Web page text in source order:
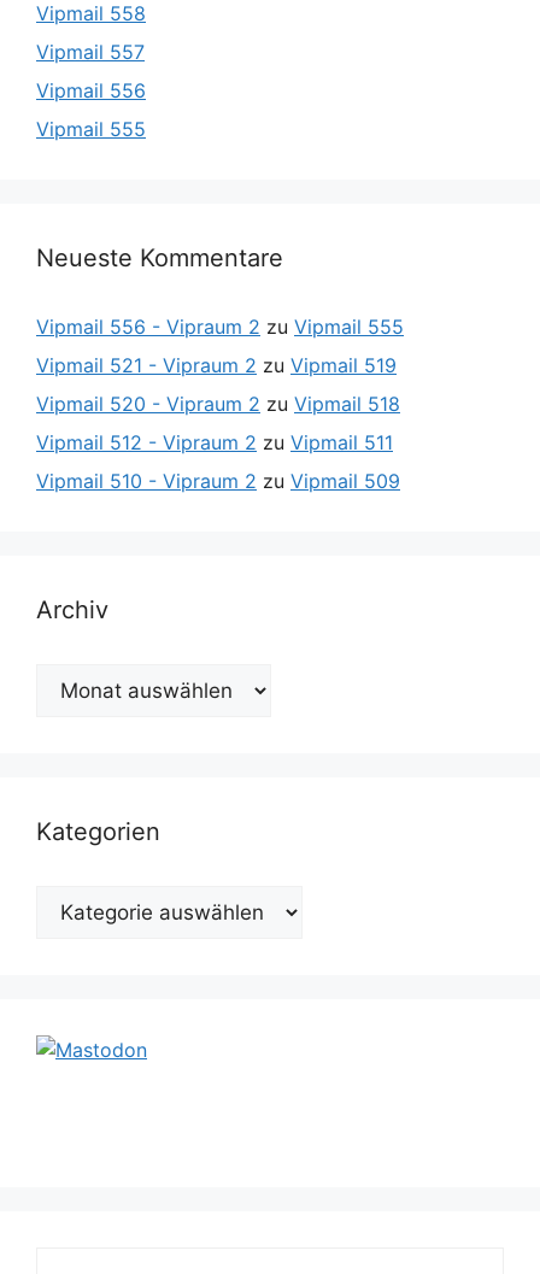
Vipmail 558
Vipmail 557
Vipmail 556
Vipmail 555
Neueste Kommentare
Vipmail 556 - Vipraum 2 zu Vipmail 555
Vipmail 521 - Vipraum 2 zu Vipmail 519
Vipmail 520 - Vipraum 2 zu Vipmail 518
Vipmail 512 - Vipraum 2 zu Vipmail 511
Vipmail 510 - Vipraum 2 zu Vipmail 509
Archiv
Archiv
Kategorien
Kategorien